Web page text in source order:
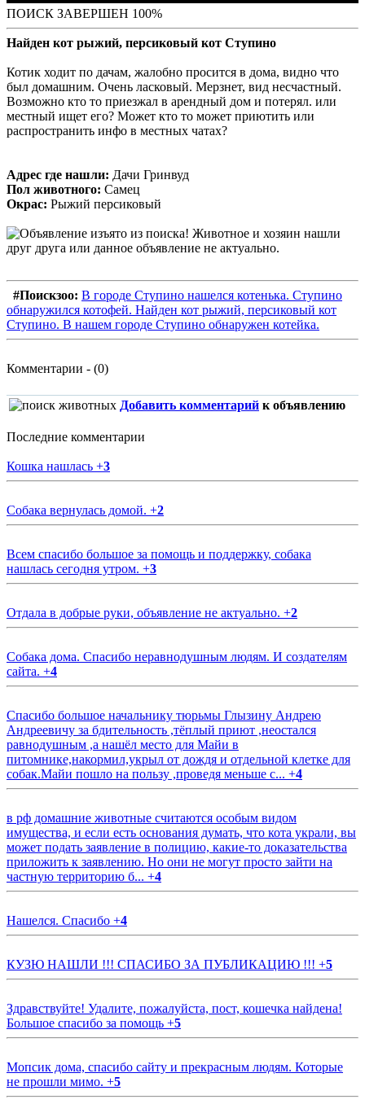
ПОИСК ЗАВЕРШЕН 100%
Найден кот рыжий, персиковый кот Ступино
Котик ходит по дачам, жалобно просится в дома, видно что
был домашним. Очень ласковый. Мерзнет, вид несчастный.
Возможно кто то приезжал в арендный дом и потерял. или
местный ищет его? Может кто то может приютить или
распространить инфо в местных чатах?
Адрес где нашли: Дачи Гринвуд
Пол животного: Самец
Окрас: Рыжий персиковый
#Поискзоо: В городе Ступино нашелся котенька. Ступино
обнаружился котофей. Найден кот рыжий, персиковый кот
Ступино. В нашем городе Ступино обнаружен котейка.
Комментарии - (0)
Добавить комментарий к объявлению
Последние комментарии
Кошка нашлась +3
Собака вернулась домой. +2
Всем спасибо большое за помощь и поддержку, собака
нашлась сегодня утром. +3
Отдала в добрые руки, объявление не актуально. +2
Собака дома. Спасибо неравнодушным людям. И создателям
сайта. +4
Спасибо большое начальнику тюрьмы Глызину Андрею
Андреевичу за бдительность ,тёплый приют ,неостался
равнодушным ,а нашёл место для Майи в
питомнике,накормил,укрыл от дождя и отдельной клетке для
собак.Майи пошло на пользу ,проведя меньше с... +4
в рф домашние животные считаются особым видом
имущества, и если есть основания думать, что кота украли, вы
может подать заявление в полицию, какие-то доказательства
приложить к заявлению. Но они не могут просто зайти на
частную территорию б... +4
Нашелся. Спасибо +4
КУЗЮ НАШЛИ !!! СПАСИБО ЗА ПУБЛИКАЦИЮ !!! +5
Здравствуйте! Удалите, пожалуйста, пост, кошечка найдена!
Большое спасибо за помощь +5
Мопсик дома, спасибо сайту и прекрасным людям. Которые
не прошли мимо. +5